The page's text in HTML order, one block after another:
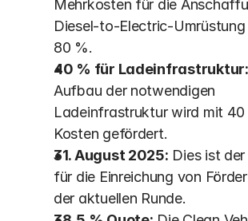
Mehrkosten für die
Diesel-to-Electric-
80 %.
40 % für Ladeinfrastruktur:
Aufbau der notwendigen
Ladeinfrastruktur wird mit 40
Kosten gefördert.
31. August 2025: Dies ist
für die Einreichung von
der aktuellen Runde.